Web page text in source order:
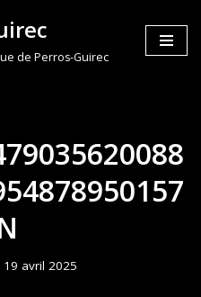
de Perros-Guirec
19 avril 2025